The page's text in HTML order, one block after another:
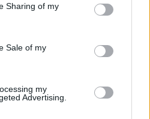
Sharing of my
Sale of my
my
Advertising.
A VALERE SULLA SEZIONE
MedioCredito Centrale S.p.A.